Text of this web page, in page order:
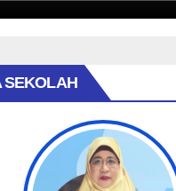
SEKOLAH